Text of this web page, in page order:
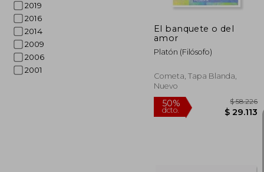
2019
2016
2014
2009
2006
2001
El banquete o del
amor
Platón (Filósofo)
Cometa, Tapa Blanda,
Nuevo